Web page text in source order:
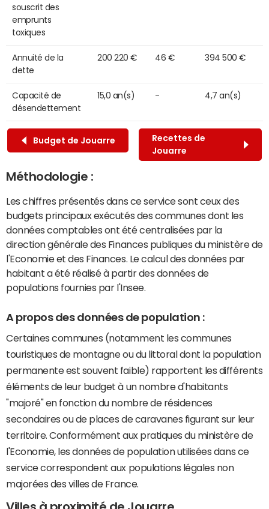
souscrit des
emprunts
toxiques
Annuité de la
dette
200 220 € 46 € 394 500 €
Capacité de
désendettement
15,0 an(s) - 4,7 an(s)
Budget de Jouarre
Recettes de
Jouarre
Méthodologie :
Les chiffres présentés dans ce service sont ceux des
budgets principaux exécutés des communes dont les
données comptables ont été centralisées par la
direction générale des Finances publiques du ministère de
l'Economie et des Finances. Le calcul des données par
habitant a été réalisé à partir des données de
populations fournies par l'Insee.
A propos des données de population :
Certaines communes (notamment les communes
touristiques de montagne ou du littoral dont la population
permanente est souvent faible) rapportent les différents
éléments de leur budget à un nombre d'habitants
"majoré" en fonction du nombre de résidences
secondaires ou de places de caravanes figurant sur leur
territoire. Conformément aux pratiques du ministère de
l'Economie, les données de population utilisées dans ce
service correspondent aux populations légales non
majorées des villes de France.
Villes à proximité de Jouarre